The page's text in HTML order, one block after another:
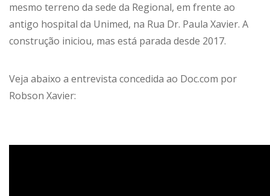
mesmo terreno da sede da Regional, em frente ao
antigo hospital da Unimed, na Rua Dr. Paula Xavier. A
construção iniciou, mas está parada desde 2017.
Veja abaixo a entrevista concedida ao Doc.com por
Robson Xavier: